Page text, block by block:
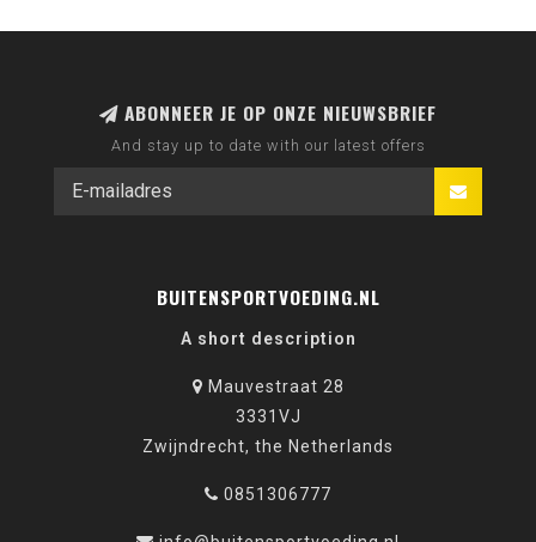
ABONNEER JE OP ONZE NIEUWSBRIEF
And stay up to date with our latest offers
BUITENSPORTVOEDING.NL
A short description
Mauvestraat 28
3331VJ
Zwijndrecht, the Netherlands
0851306777